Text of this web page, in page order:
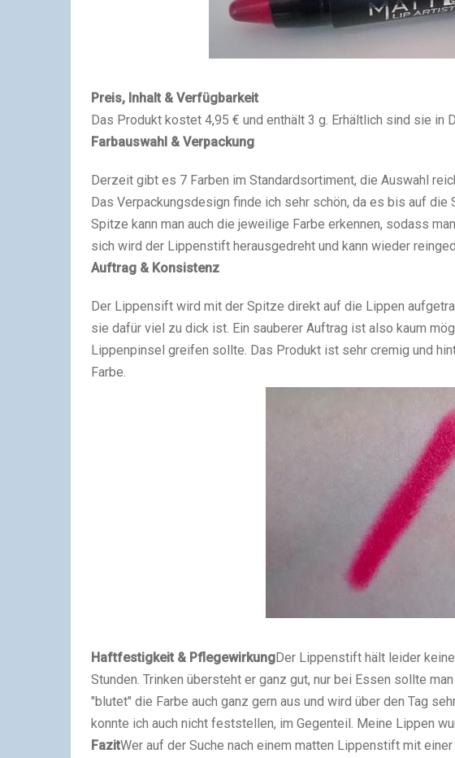
Preis, Inhalt & Verfügbarkeit
Das Produkt kostet 4,95 € und enthält 3 g. Erhältlich sind sie in
Farbauswahl & Verpackung
Derzeit gibt es 7 Farben im Standardsortiment, die Auswahl
Das Verpackungsdesign finde ich sehr schön, da es bis auf die
Spitze kann man auch die jeweilige Farbe erkennen, sodass
sich wird der Lippenstift herausgedreht und kann wieder
Auftrag & Konsistenz
Der Lippensift wird mit der Spitze direkt auf die Lippen
sie dafür viel zu dick ist. Ein sauberer Auftrag ist also kaum
Lippenpinsel greifen sollte. Das Produkt ist sehr cremig und
Farbe.
Haftfestigkeit & PflegewirkungDer Lippenstift hält leider
Stunden. Trinken übersteht er ganz gut, nur bei Essen sollte
"blutet" die Farbe auch ganz gern aus und wird über den Tag
konnte ich auch nicht feststellen, im Gegenteil. Meine Lippen
FazitWer auf der Suche nach einem matten Lippenstift mit